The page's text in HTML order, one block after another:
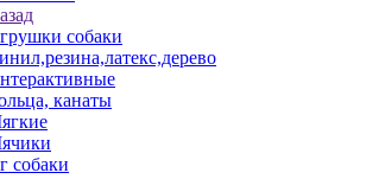
собаки
канаты
собаки